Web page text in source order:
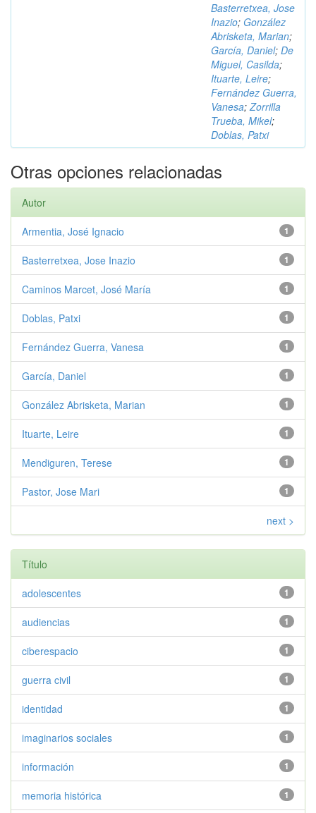
Basterretxea, Jose
Inazio; González
Abrisketa, Marian;
García, Daniel; De
Miguel, Casilda;
Ituarte, Leire;
Fernández Guerra,
Vanesa;Zorrilla
Trueba, Mikel;
Doblas, Patxi
Otras opciones relacionadas
Autor
1
Armentia, José Ignacio
1
Basterretxea, Jose Inazio
1
Caminos Marcet, José María
1
Doblas, Patxi
1
Fernández Guerra, Vanesa
1
García, Daniel
1
González Abrisketa, Marian
1
Ituarte, Leire
1
Mendiguren, Terese
1
Pastor, Jose Mari
next >
Título
1
adolescentes
1
audiencias
1
ciberespacio
1
guerra civil
1
identidad
1
imaginarios sociales
1
información
1
memoria histórica